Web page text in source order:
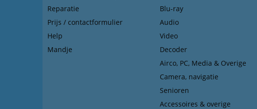
Reparatie
Prijs / contactformulier
Help
Mandje
Blu-ray
Audio
Video
Decoder
Airco, PC, Media & Overige
Camera, navigatie
Senioren
Accessoires & overige